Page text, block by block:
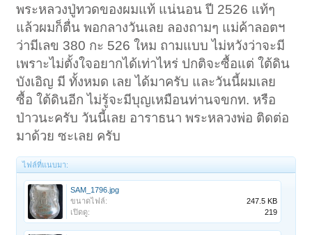
พระหลวงปู่ทวดของผมแท้ แน่นอน ปี 2526 แท้ๆ
แล้วผมก็ตื่น พอกลางวันเลย ลองถามๆ แม่ค้าลอตฯ
ว่ามีเลข 380 กะ 526 ใหม ถามแบบ ไม่หวังว่าจะมี
เพราะไม่ตั้งใจอยากได้เท่าไหร่ ปกติจะซื้อแต่ ใต้ดิน
บังเอิญ มี ทั้งหมด เลย ได้มาครับ และวันนี้ผมเลย
ซื้อ ใต้ดินอีก ไม่รู้จะมีบุญเหมือนท่านจขกท. หรือ
ป่าวนะครับ วันนี้เลย อาราธนา พระหลวงพ่อ ติดต่อ
มาด้วย ซะเลย ครับ
ไฟล์ที่แนบมา:
SAM_1796.jpg
ขนาดไฟล์:
247.5 KB
เปิดดู:
219